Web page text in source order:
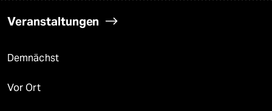
Veranstaltungen
Demnächst
Vor Ort